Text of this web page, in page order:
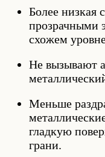
Более низкая
прозрачными
схожем
Не вызывают
Меньше
гладкую
грани.